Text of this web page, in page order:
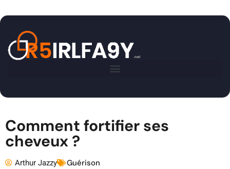
Comment fortifier ses
cheveux ?
Arthur Jazzy Guérison